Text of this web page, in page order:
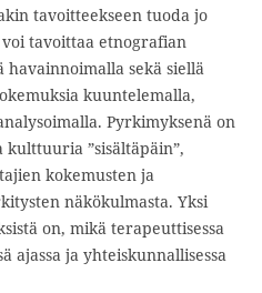
tavoitteekseen tuoda jo
tavoittaa etnografian
sekä siellä
kuuntelemalla,
Pyrkimyksenä on
”sisältäpäin”,
kokemusten ja
näkökulmasta. Yksi
on, mikä terapeuttisessa
ajassa ja yhteiskunnallisessa